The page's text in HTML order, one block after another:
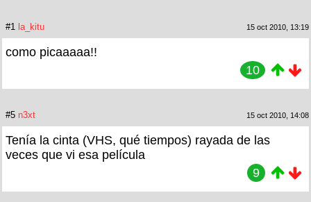
#1 la_kitu 15 oct 2010, 13:19
como picaaaaa!!
10
#5 n3xt 15 oct 2010, 14:08
Tenía la cinta (VHS, qué tiempos) rayada de las
veces que vi esa película
9